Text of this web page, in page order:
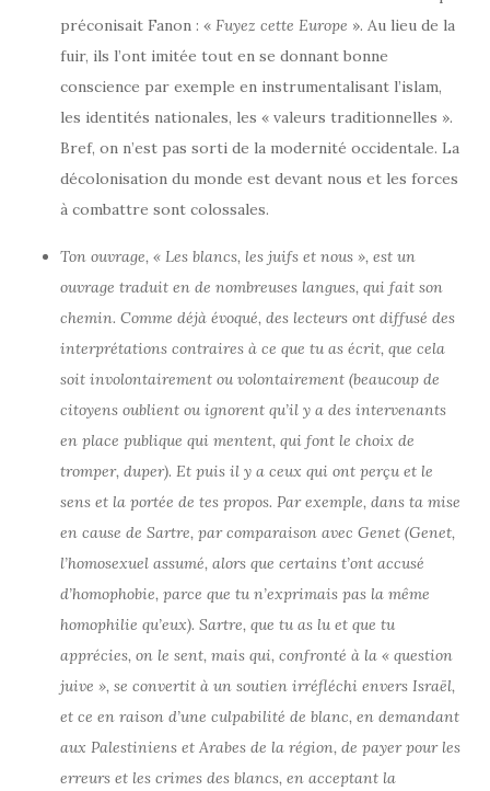
préconisait Fanon : « Fuyez cette Europe ». Au lieu de la
fuir, ils l’ont imitée tout en se donnant bonne
conscience par exemple en instrumentalisant l’islam,
les identités nationales, les « valeurs traditionnelles ».
Bref, on n’est pas sorti de la modernité occidentale. La
décolonisation du monde est devant nous et les forces
à combattre sont colossales.
Ton ouvrage, « Les blancs, les juifs et nous », est un
ouvrage traduit en de nombreuses langues, qui fait son
chemin. Comme déjà évoqué, des lecteurs ont diffusé des
interprétations contraires à ce que tu as écrit, que cela
soit involontairement ou volontairement (beaucoup de
citoyens oublient ou ignorent qu’il y a des intervenants
en place publique qui mentent, qui font le choix de
tromper, duper). Et puis il y a ceux qui ont perçu et le
sens et la portée de tes propos. Par exemple, dans ta mise
en cause de Sartre, par comparaison avec Genet (Genet,
l’homosexuel assumé, alors que certains t’ont accusé
d’homophobie, parce que tu n’exprimais pas la même
homophilie qu’eux). Sartre, que tu as lu et que tu
apprécies, on le sent, mais qui, confronté à la « question
juive », se convertit à un soutien irréfléchi envers Israël,
et ce en raison d’une culpabilité de blanc, en demandant
aux Palestiniens et Arabes de la région, de payer pour les
erreurs et les crimes des blancs, en acceptant la